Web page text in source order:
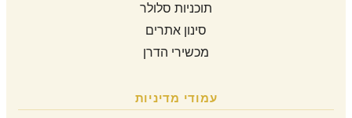
תוכניות סלולר
סינון אתרים
מכשירי הדרן
עמודי מדיניות